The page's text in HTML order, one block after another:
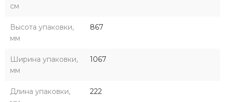
см
Высота упаковки,
мм
867
Ширина упаковки,
мм
1067
Длина упаковки,
222